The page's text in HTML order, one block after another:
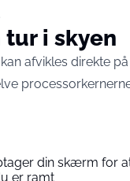
i skyen
afvikles direkte
din skærm for
er ramt